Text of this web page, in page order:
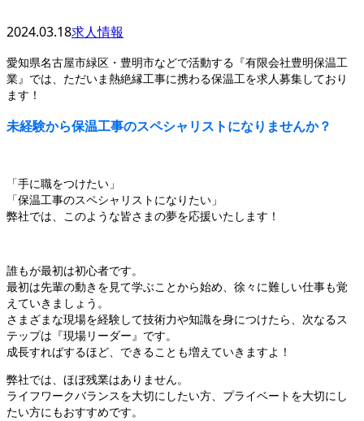
2024.03.18求人情報
愛知県名古屋市緑区・豊明市などで活動する『有限会社豊明保温工
業』では、ただいま熱絶縁工事に携わる保温工を求人募集しており
ます！
未経験から保温工事のスペシャリストになりませんか？
「手に職をつけたい」
「保温工事のスペシャリストになりたい」
弊社では、このような皆さまの夢を応援いたします！
誰もが最初は初心者です。
最初は先輩の動きを見て学ぶことから始め、徐々に難しい仕事も覚
えていきましょう。
さまざまな現場を経験して技術力や知識を身につけたら、次なるス
テップは『現場リーダー』です。
成長すればするほど、できることも増えていきますよ！
弊社では、ほぼ残業はありません。
ライフワークバランスを大切にしたい方、プライベートを大切にし
たい方にもおすすめです。